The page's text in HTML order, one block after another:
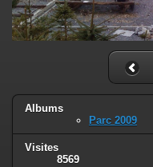
Albums
Parc 2009
Visites
8569